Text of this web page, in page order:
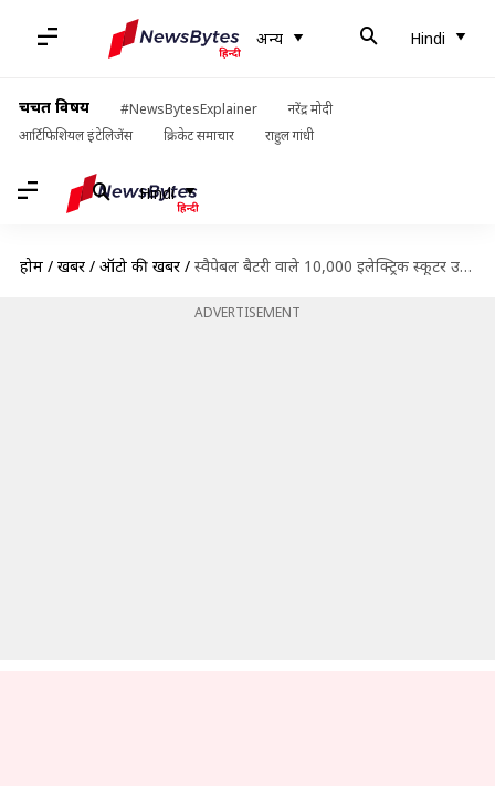
अन्य Hindi
चर्चित विषय #NewsBytesExplainer
नरेंद्र मोदी
आर्टिफिशियल इंटेलिजेंस
क्रिकेट समाचार राहुल गांधी
Hindi
होम / खबरें / ऑटो की खबरें / स्वैपेबल बैटरी वाले 10,000 इलेक्ट्रिक स्कूटर उतारेगी हीरो इलेक्ट्रिक और सन मोबिलिटी
ADVERTISEMENT